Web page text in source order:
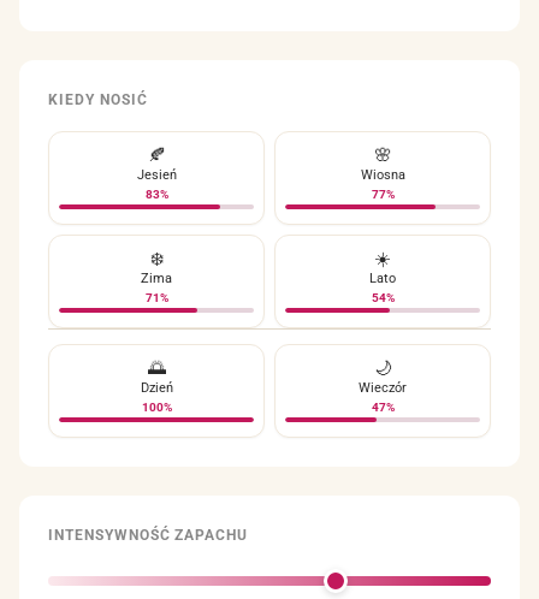
KIEDY NOSIĆ
🌸
Wiosna
77%
☀️
Lato
54%
🍂
Jesień
83%
❄️
Zima
71%
🌅
Dzień
100%
🌙
Wieczór
47%
INTENSYWNOŚĆ ZAPACHU